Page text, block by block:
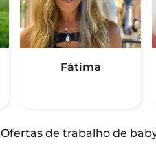
Fátima
Ofertas de trabalho de